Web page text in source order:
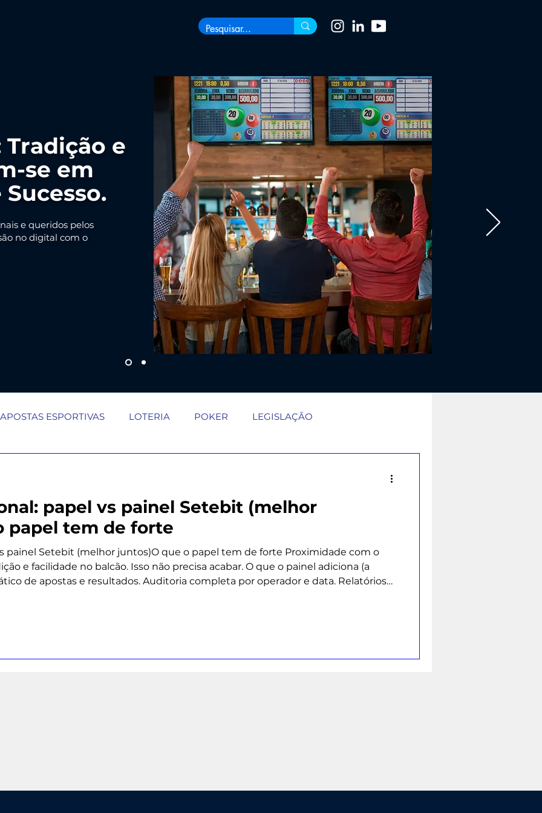
e
se em
e queridos pelos
no digital com o
APOSTAS ESPORTIVAS LOTERIA POKER LEGISLAÇÃO
Painel do apostador Setebit vs expe
papel vs painel Setebit (melhor
papel tem de forte
painel Setebit (melhor juntos)O que o papel tem de forte Proximidade com o
no balcão. Isso não precisa acabar. O que o painel adiciona (a